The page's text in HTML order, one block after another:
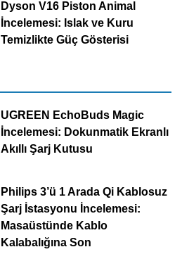
Dyson V16 Piston Animal
İncelemesi: Islak ve Kuru
Temizlikte Güç Gösterisi
UGREEN EchoBuds Magic
İncelemesi: Dokunmatik Ekranlı
Akıllı Şarj Kutusu
Philips 3’ü 1 Arada Qi Kablosuz
Şarj İstasyonu İncelemesi:
Masaüstünde Kablo
Kalabalığına Son